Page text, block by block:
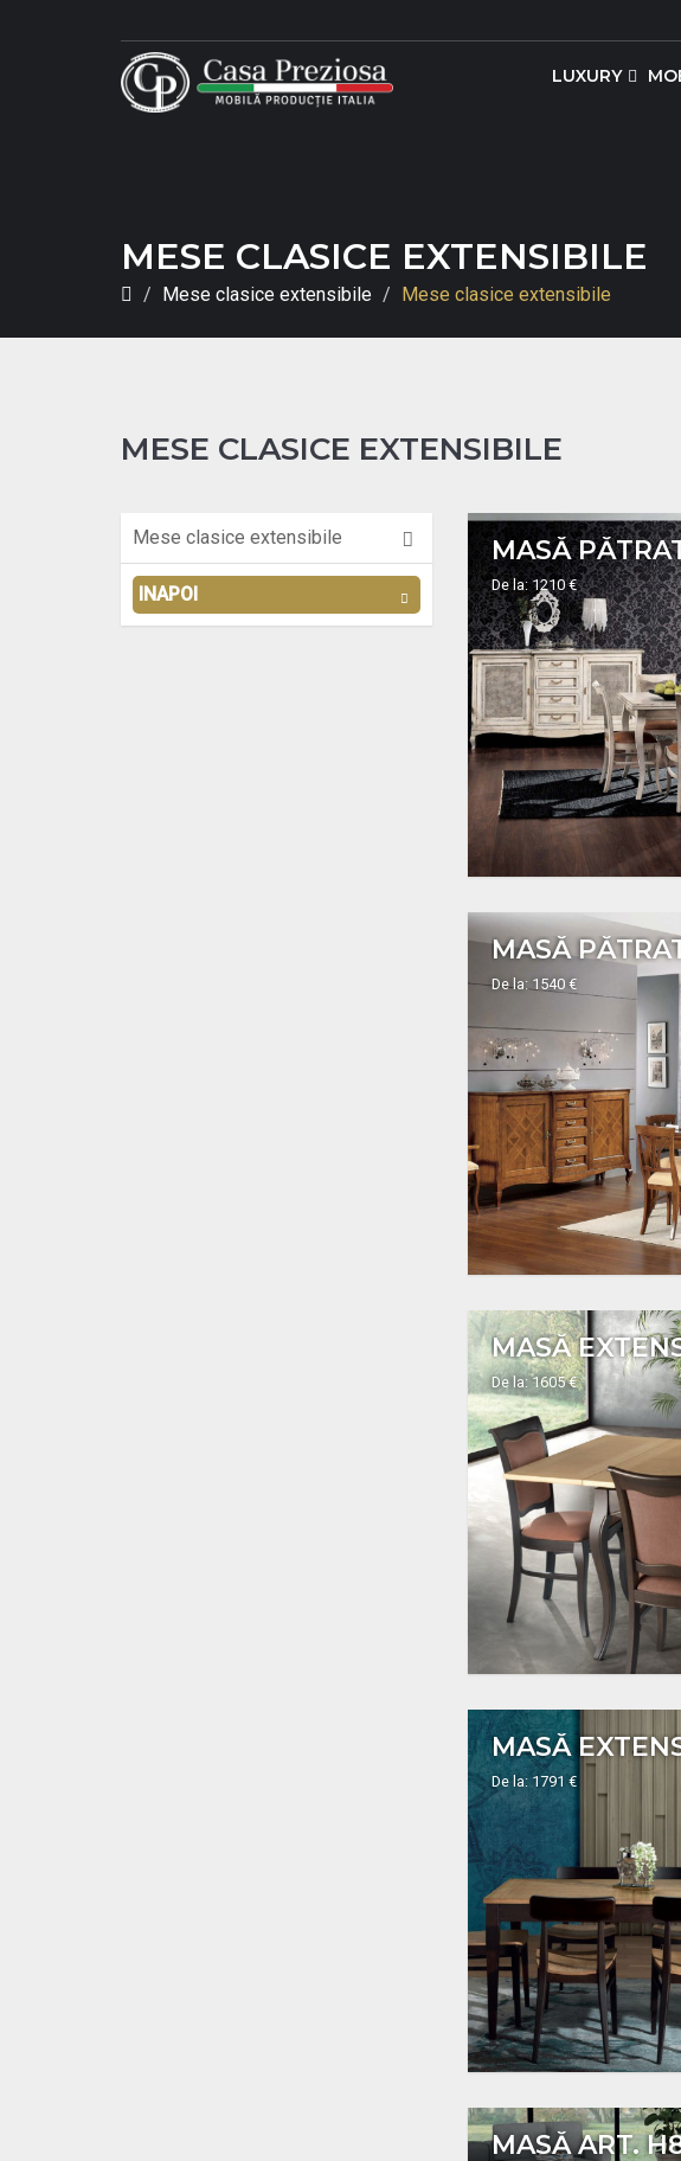
LUXURY
MESE CLASICE EXTENSIBILE
Mese clasice extensibile Mese clasice extensibile
MESE CLASICE EXTENSIBILE
Mese clasice extensibile
INAPOI De la: 1210 €
De la: 1540 €
MASĂ
De la: 1605 €
MASĂ
De la: 1791 €